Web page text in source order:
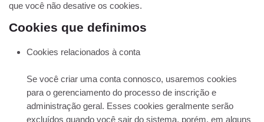
que você não desative os cookies.
Cookies que definimos
Cookies relacionados à conta
Se você criar uma conta connosco, usaremos cookies
para o gerenciamento do processo de inscrição e
administração geral. Esses cookies geralmente serão
excluídos quando você sair do sistema, porém, em alguns